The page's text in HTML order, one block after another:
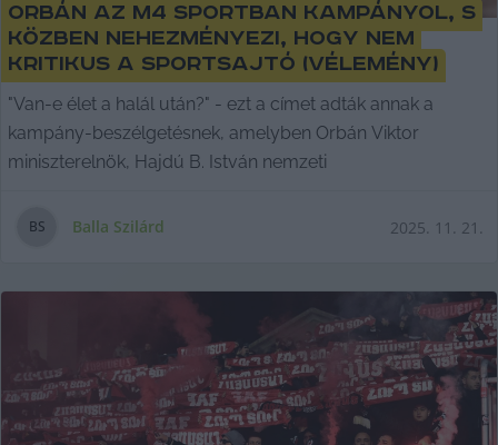
Orbán az M4 Sportban kampányol, s
közben nehezményezi, hogy nem
kritikus a sportsajtó (vélemény)
"Van-e élet a halál után?" - ezt a címet adták annak a
kampány-beszélgetésnek, amelyben Orbán Viktor
miniszterelnök, Hajdú B. István nemzeti
BS Balla Szilárd 2025. 11. 21.